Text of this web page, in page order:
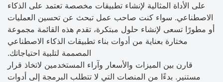
على الأداة المثالية لإنشاء تطبيقات مخصصة تعتمد على الذكاء
الاصطناعي. سواء كنت صاحب عمل تبحث عن تحسين العمليات
أو مطورًا تسعى لإنشاء حلول مبتكرة، تقدم هذه القائمة مجموعة
مختارة بعناية من أدوات بناء تطبيقات الذكاء الاصطناعي
المصممة لتلبية احتياجاتك.
قارن بين الميزات والأسعار وآراء المستخدمين لاتخاذ قرار
مستنير. بدءًا من المنصات التي لا تتطلب البرمجة إلى أدوات